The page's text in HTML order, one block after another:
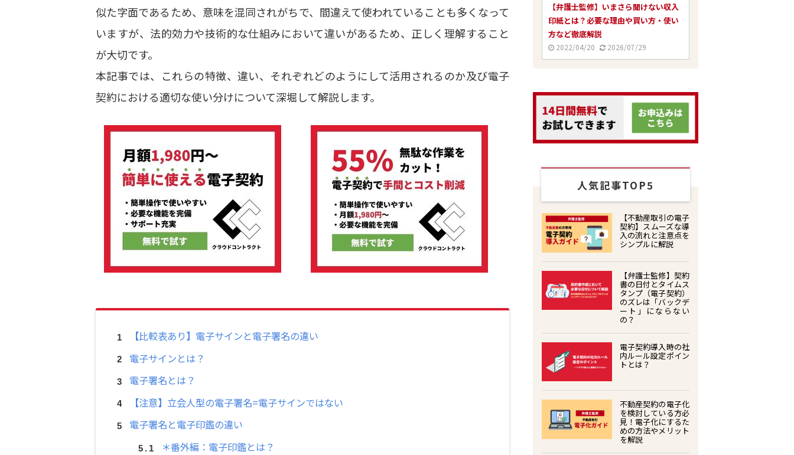
似た字面であるため、意味を混同されがちで、間違えて使われていることも多くなって
いますが、法的効力や技術的な仕組みにおいて違いがあるため、正しく理解すること
が大切です。
本記事では、これらの特徴、違い、それぞれどのようにして活用されるのか及び電子
契約における適切な使い分けについて深堀して解説します。
【比較表あり】電子サインと電子署名の違い
電子サインとは？
電子署名とは？
【注意】立会人型の電子署名=電子サインではない
電子署名と電子印鑑の違い
＊番外編：電子印鑑とは？
【弁護士監修】いまさら聞けない収入
印紙とは？必要な理由や買い方・使い
方など徹底解説
2022/04/20 2026/07/29
人気記事TOP5
【不動産取引の電子
契約】スムーズな導
入の流れと注意点を
シンプルに解説
【弁護士監修】契約
書の日付とタイムス
タンプ（電子契約）
のズレは「バックデ
ート」にならない
の？
電子契約導入時の社
内ルール設定ポイン
トとは？
不動産契約の電子化
を検討している方必
見！電子化にするた
めの方法やメリット
を解説